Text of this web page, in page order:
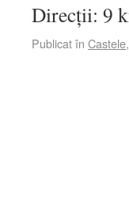
Direcții: 9
Publicat în